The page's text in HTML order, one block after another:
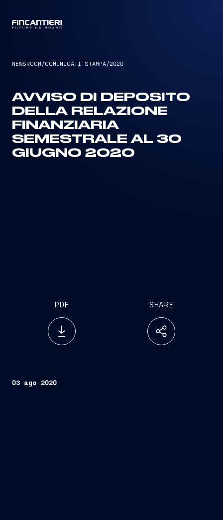
NEWSROOM /COMUNICATI STAMPA/2020
AVVISO DI DEPOSITO
DELLA RELAZIONE
FINANZIARIA
SEMESTRALE AL 30
GIUGNO 2020
PDF SHARE
03 ago 2020